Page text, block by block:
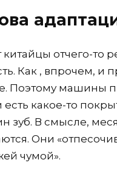
китайцы отчего-то
Как , впрочем, и
Поэтому машины
есть какое-то
зуб. В смысле,
Они
чумой».